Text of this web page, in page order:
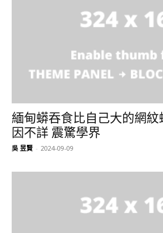
緬甸蟒吞食比自己大的網紋
因不詳 震驚學界
吳 昱賢 - 2024-09-09